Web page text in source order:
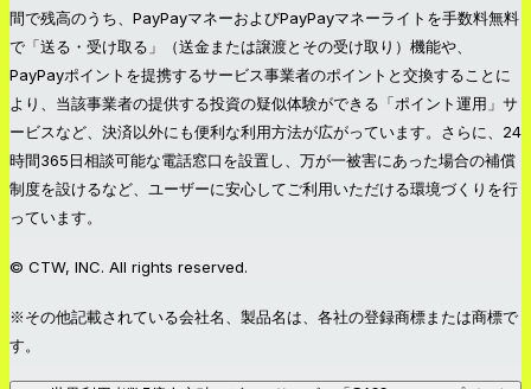
間で残高のうち、PayPayマネーおよびPayPayマネーライトを手数料無料
で「送る・受け取る」（送金または譲渡とその受け取り）機能や、
PayPayポイントを提携するサービス事業者のポイントと交換することに
より、当該事業者の提供する投資の疑似体験ができる「ポイント運用」サ
ービスなど、決済以外にも便利な利用方法が広がっています。さらに、24
時間365日相談可能な電話窓口を設置し、万が一被害にあった場合の補償
制度を設けるなど、ユーザーに安心してご利用いただける環境づくりを行
っています。
© CTW, INC. All rights reserved.
※その他記載されている会社名、製品名は、各社の登録商標または商標で
す。